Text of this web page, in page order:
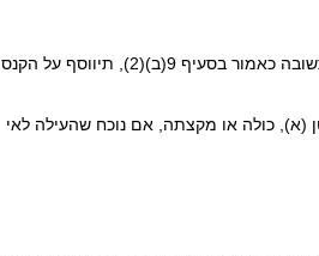
(א) לא שילם אדם קנס מינהלי במועד, לא הודיע כי ברצונו להישפט ולא השיב תשובה כאמור בסעיף 9(ב)(2), תיווסף על הקנס
כולה או מקצתה, אם נוכח שהעילה לאי